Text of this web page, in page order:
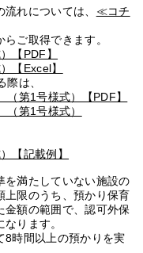
れについては、 ≪コチ
ご取得できます。
【PDF】
【Excel】
は、
第1号様式）【PDF】
第1号様式）
【記載例】
を満たしていない施設の
上限のうち、預かり保育
金額の範囲で、認可外保
ります。
8時間以上の預かりを実